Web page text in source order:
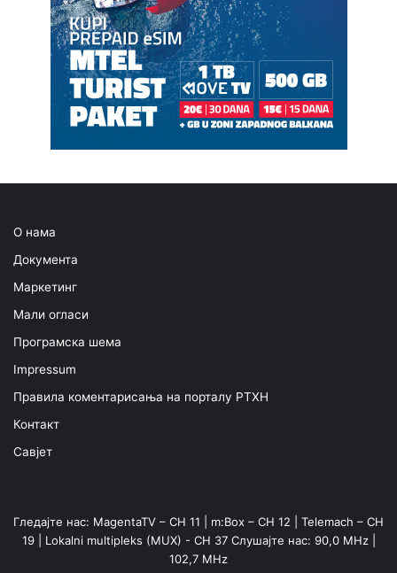
О нама
Документа
Маркетинг
Мали огласи
Програмска шема
Impressum
Правила коментарисања на порталу РТХН
Контакт
Савјет
Гледајте нас: MagentaTV – CH 11 | m:Box – CH 12 | Telemach – CH
19 | Lokalni multipleks (MUX) - CH 37 Слушајте нас: 90,0 MHz |
102,7 MHz